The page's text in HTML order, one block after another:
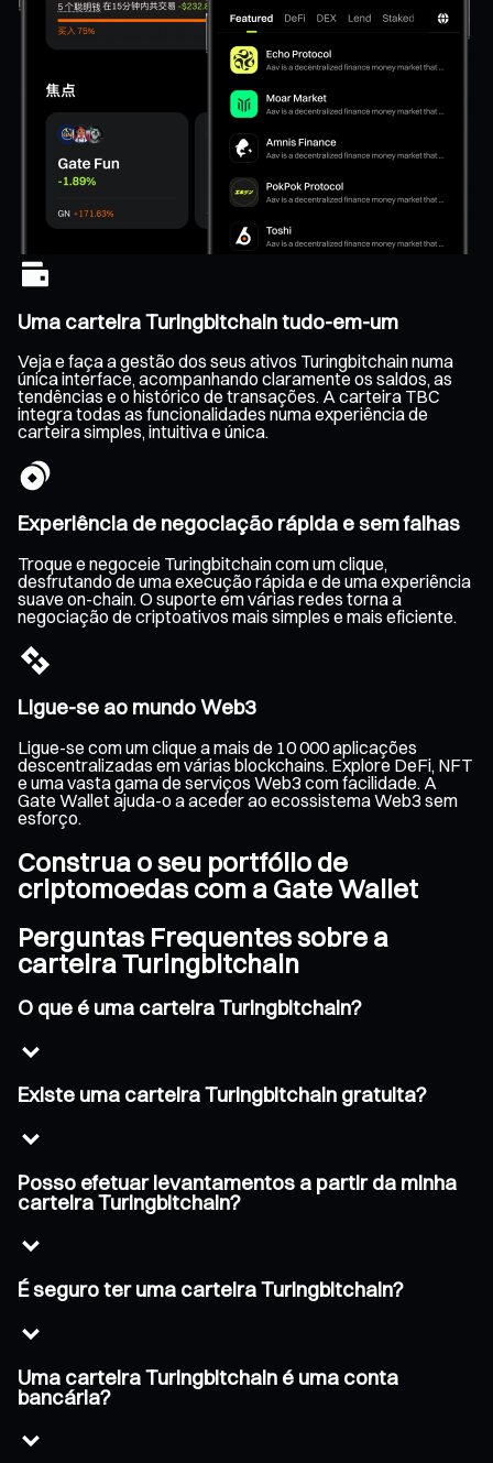
Uma carteira Turingbitchain tudo-em-um
Veja e faça a gestão dos seus ativos Turingbitchain numa
única interface, acompanhando claramente os saldos, as
tendências e o histórico de transações. A carteira TBC
integra todas as funcionalidades numa experiência de
carteira simples, intuitiva e única.
Experiência de negociação rápida e sem falhas
Troque e negoceie Turingbitchain com um clique,
desfrutando de uma execução rápida e de uma experiência
suave on-chain. O suporte em várias redes torna a
negociação de criptoativos mais simples e mais eficiente.
Ligue-se ao mundo Web3
Ligue-se com um clique a mais de 10 000 aplicações
descentralizadas em várias blockchains. Explore DeFi, NFT
e uma vasta gama de serviços Web3 com facilidade. A
Gate Wallet ajuda-o a aceder ao ecossistema Web3 sem
esforço.
Construa o seu portfólio de
criptomoedas com a Gate Wallet
Perguntas Frequentes sobre a
carteira Turingbitchain
O que é uma carteira Turingbitchain?
Existe uma carteira Turingbitchain gratuita?
Posso efetuar levantamentos a partir da minha
carteira Turingbitchain?
É seguro ter uma carteira Turingbitchain?
Uma carteira Turingbitchain é uma conta
bancária?